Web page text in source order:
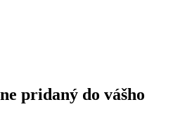
pridaný do vášho